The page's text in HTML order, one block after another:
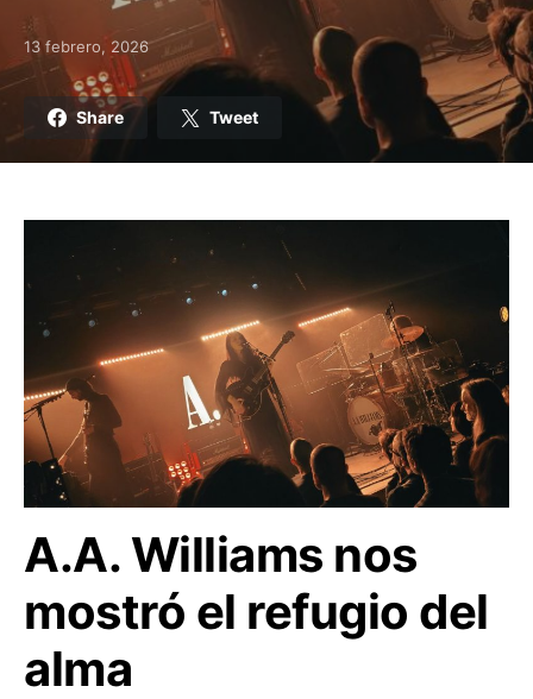
Posted on
13 febrero, 2026
Share Tweet
A.A. Williams nos
mostró el refugio del
alma